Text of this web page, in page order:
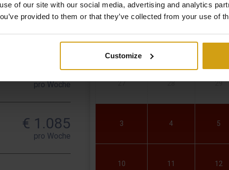
of our site with our social media, advertising and analytics
provided to them or that they’ve collected from your use of
Customize
€ 665
pro Woche
€ 805
pro Woche
€ 1.085
pro Woche
Mo Di Mi
27 28 29
3 4 5
10 11 12